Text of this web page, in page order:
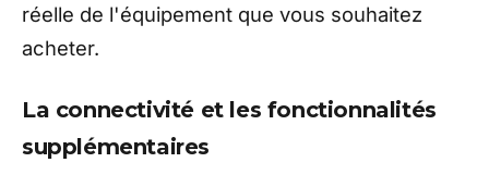
réelle de l'équipement que vous souhaitez
acheter.
La connectivité et les fonctionnalités
supplémentaires